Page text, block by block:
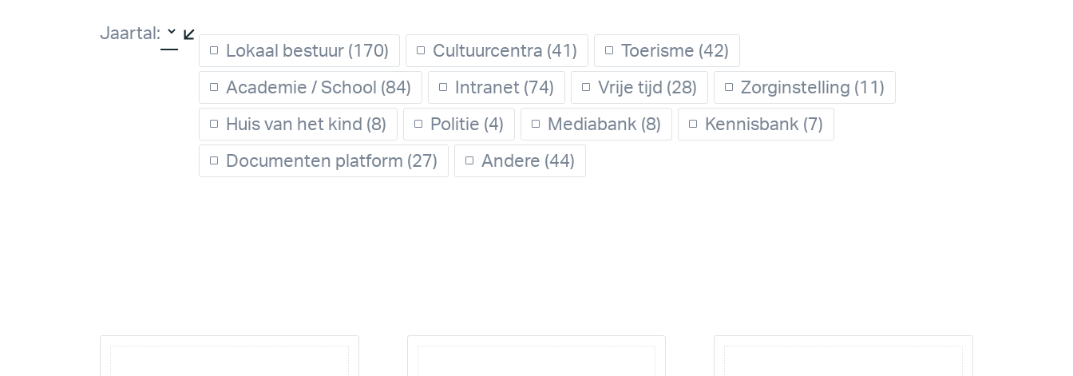
Filters
Jaartal:
Lokaal bestuur (170) Cultuurcentra (41) Toerisme (42)
Academie / School (84) Intranet (74) Vrije tijd (28) Zorginstelling (11)
Huis van het kind (8) Politie (4) Mediabank (8) Kennisbank (7)
Documenten platform (27) Andere (44)